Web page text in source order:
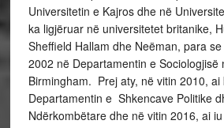
Universitetin e Kajros dhe në
ka ligjëruar në universitetet britanike,
Sheffield Hallam dhe Neëman, para
2002 në Departamentin e Sociologjisë
Birmingham. Prej aty, në vitin 2010, ai
Departamentin e Shkencave Politike
Ndërkombëtare dhe në vitin 2016, ai